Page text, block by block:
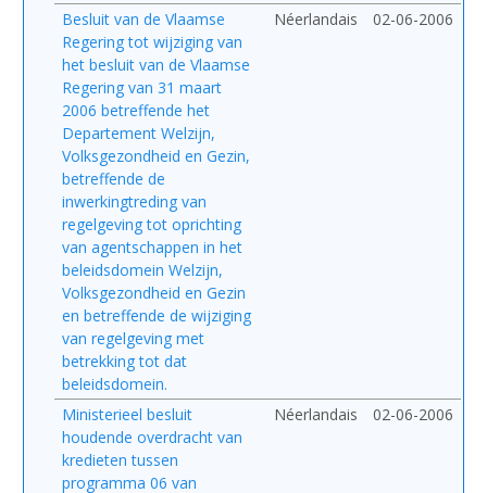
Besluit van de Vlaamse
Regering tot wijziging van
het besluit van de Vlaamse
Regering van 31 maart
2006 betreffende het
Departement Welzijn,
Volksgezondheid en Gezin,
betreffende de
inwerkingtreding van
regelgeving tot oprichting
van agentschappen in het
beleidsdomein Welzijn,
Volksgezondheid en Gezin
en betreffende de wijziging
van regelgeving met
betrekking tot dat
beleidsdomein.
Néerlandais 02-06-2006
Ministerieel besluit
houdende overdracht van
kredieten tussen
programma 06 van
Néerlandais 02-06-2006